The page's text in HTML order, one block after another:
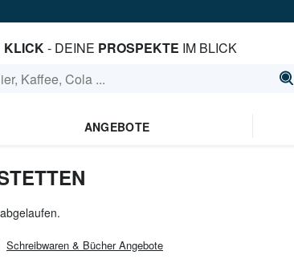
KLICK- DEINE PROSPEKTE IM BLICK
ANGEBOTE
Schreibwaren & BücherAngebote